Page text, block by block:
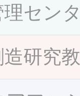
セン
研究